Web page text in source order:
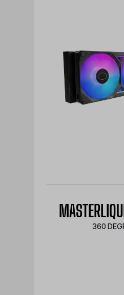
360